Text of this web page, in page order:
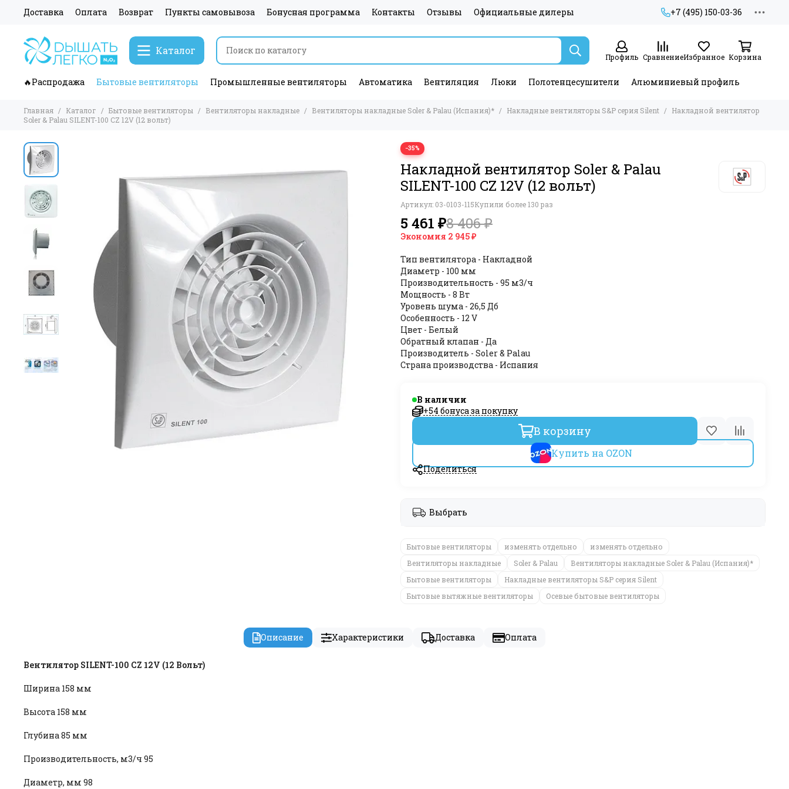
Доставка Оплата Возврат Пункты самовывоза Бонусная программа Контакты Отзывы Официальные дилеры +7 (495) 150-03-36
Каталог
Профиль СравнениеИзбранное Корзина
🔥Распродажа Бытовые вентиляторы Промышленные вентиляторы Автоматика Вентиляция Люки Полотенцесушители Алюминиевый профиль
Главная Каталог Бытовые вентиляторы Вентиляторы накладные Вентиляторы накладные Soler & Palau (Испания)* Накладные вентиляторы S&P серия Silent
Накладной вентилятор
Soler & Palau SILENT-100 CZ 12V (12 вольт)
−35%
Накладной вентилятор Soler & Palau
SILENT-100 CZ 12V (12 вольт)
Артикул: 03-0103-115Купили более 130 раз
5 461 ₽8 406 ₽
Экономия 2 945 ₽
Тип вентилятора - Накладной
Диаметр - 100 мм
Производительность - 95 м3/ч
Мощность - 8 Вт
Уровень шума - 26,5 Дб
Особенность - 12 V
Цвет - Белый
Обратный клапан - Да
Производитель - Soler & Palau
Страна производства - Испания
В наличии
+54 бонуса за покупку
В корзину
Купить на OZON
Поделиться
Выбрать
Бытовые вентиляторы изменять отдельно
изменять отдельно
Вентиляторы накладные
Soler & Palau
Вентиляторы накладные Soler & Palau (Испания)*
Бытовые вентиляторы
Накладные вентиляторы S&P серия Silent
Бытовые вытяжные вентиляторы
Осевые бытовые вентиляторы
Описание Характеристики Доставка Оплата
Вентилятор SILENT-100 CZ 12V (12 Вольт)
Ширина 158 мм
Высота 158 мм
Глубина 85 мм
Производительность, м3/ч 95
Диаметр, мм 98